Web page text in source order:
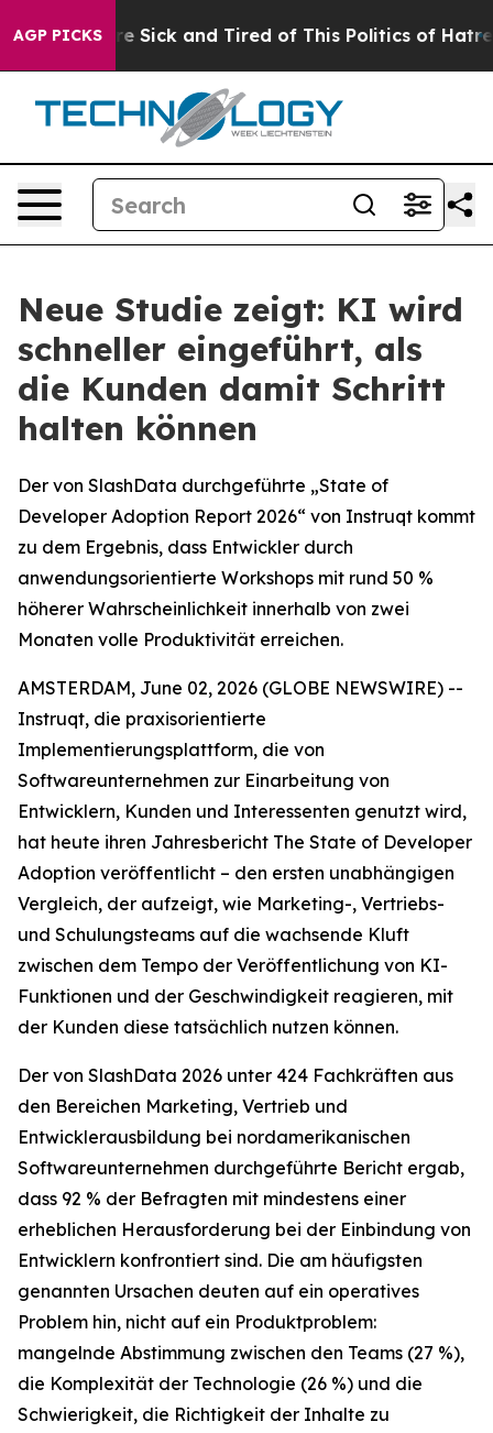
AGP PICKS
Are Sick and Tired of This Politics of Hatred”
Neue Studie zeigt: KI wird
schneller eingeführt, als
die Kunden damit Schritt
halten können
Der von SlashData durchgeführte „State of
Developer Adoption Report 2026“ von Instruqt kommt
zu dem Ergebnis, dass Entwickler durch
anwendungsorientierte Workshops mit rund 50 %
höherer Wahrscheinlichkeit innerhalb von zwei
Monaten volle Produktivität erreichen.
AMSTERDAM, June 02, 2026 (GLOBE NEWSWIRE) --
Instruqt, die praxisorientierte
Implementierungsplattform, die von
Softwareunternehmen zur Einarbeitung von
Entwicklern, Kunden und Interessenten genutzt wird,
hat heute ihren Jahresbericht The State of Developer
Adoption veröffentlicht – den ersten unabhängigen
Vergleich, der aufzeigt, wie Marketing-, Vertriebs-
und Schulungsteams auf die wachsende Kluft
zwischen dem Tempo der Veröffentlichung von KI-
Funktionen und der Geschwindigkeit reagieren, mit
der Kunden diese tatsächlich nutzen können.
Der von SlashData 2026 unter 424 Fachkräften aus
den Bereichen Marketing, Vertrieb und
Entwicklerausbildung bei nordamerikanischen
Softwareunternehmen durchgeführte Bericht ergab,
dass 92 % der Befragten mit mindestens einer
erheblichen Herausforderung bei der Einbindung von
Entwicklern konfrontiert sind. Die am häufigsten
genannten Ursachen deuten auf ein operatives
Problem hin, nicht auf ein Produktproblem:
mangelnde Abstimmung zwischen den Teams (27 %),
die Komplexität der Technologie (26 %) und die
Schwierigkeit, die Richtigkeit der Inhalte zu